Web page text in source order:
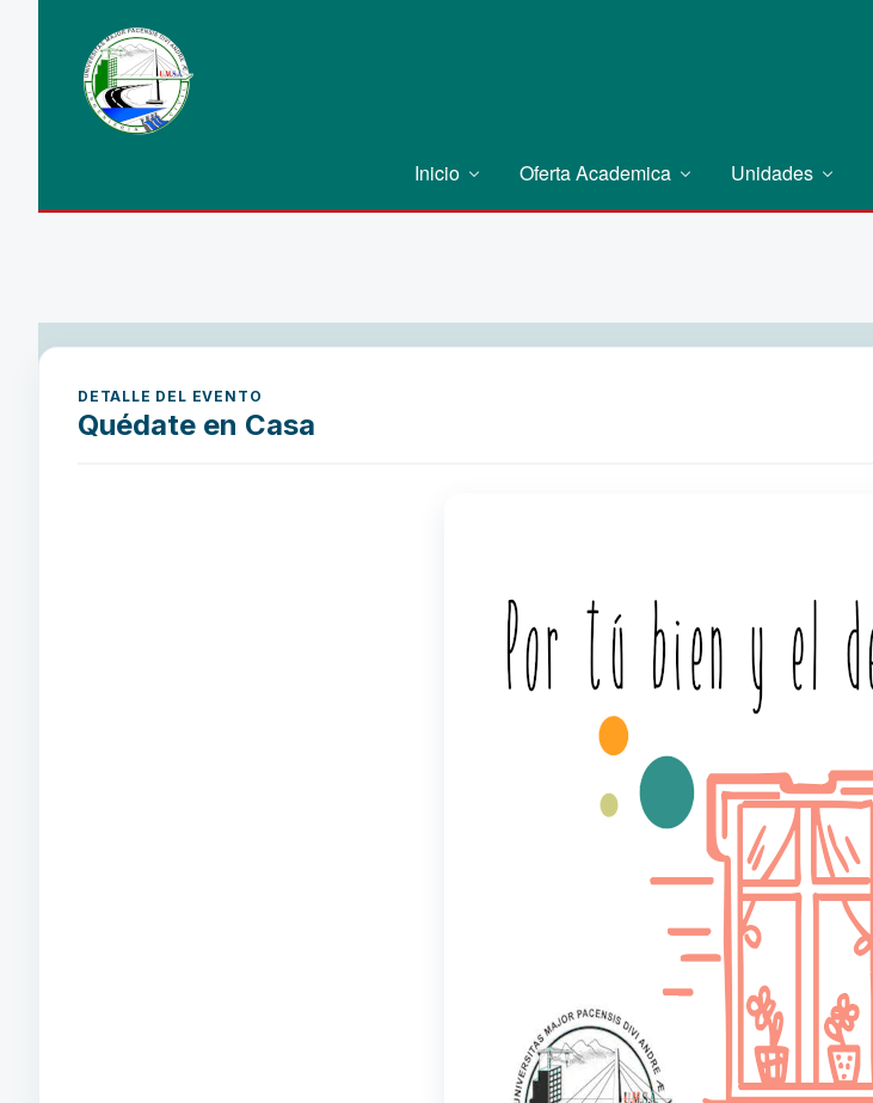
Inicio Oferta Academica Unidades
DETALLE DEL EVENTO
Quédate en Casa